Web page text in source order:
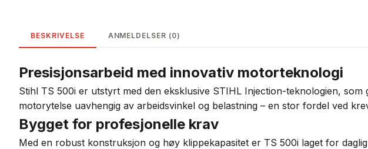
BESKRIVELSE ANMELDELSER (0)
Presisjonsarbeid med innovativ motorteknologi
Stihl TS 500i er utstyrt med den eksklusive STIHL Injection-teknologien,
motorytelse uavhengig av arbeidsvinkel og belastning – en stor fordel ved
Bygget for profesjonelle krav
Med en robust konstruksjon og høy klippekapasitet er TS 500i laget for